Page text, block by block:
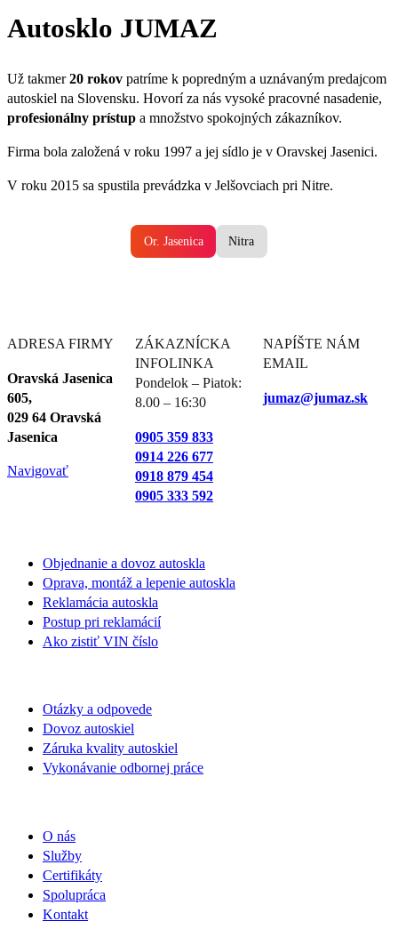
Autosklo JUMAZ
Už takmer20 rokov patríme k popredným a uznávaným predajcom
autoskiel na Slovensku. Hovorí za nás vysoké pracovné nasadenie,
profesionálny prístup a množstvo spokojných zákazníkov.
Firma bola založená v roku 1997 a jej sídlo je v Oravskej Jasenici.
V roku 2015 sa spustila prevádzka v Jelšovciach pri Nitre.
Or. Jasenica Nitra
ADRESA FIRMY
Oravská Jasenica
605,
029 64 Oravská
Jasenica
Navigovať
ZÁKAZNÍCKA
INFOLINKA
Pondelok – Piatok:
8.00 – 16:30
0905 359 833
0914 226 677
0918 879 454
0905 333 592
NAPÍŠTE NÁM
EMAIL
jumaz@jumaz.sk
Objednanie a dovoz autoskla
Oprava, montáž a lepenie autoskla
Reklamácia autoskla
Postup pri reklamácií
Ako zistiť VIN číslo
Otázky a odpovede
Dovoz autoskiel
Záruka kvality autoskiel
Vykonávanie odbornej práce
O nás
Služby
Certifikáty
Spolupráca
Kontakt